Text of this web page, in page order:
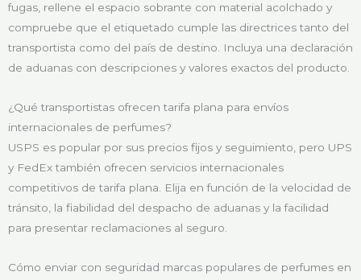
fugas, rellene el espacio sobrante con material acolchado y
compruebe que el etiquetado cumple las directrices tanto del
transportista como del país de destino. Incluya una declaración
de aduanas con descripciones y valores exactos del producto.
¿Qué transportistas ofrecen tarifa plana para envíos
internacionales de perfumes?
USPS es popular por sus precios fijos y seguimiento, pero UPS
y FedEx también ofrecen servicios internacionales
competitivos de tarifa plana. Elija en función de la velocidad de
tránsito, la fiabilidad del despacho de aduanas y la facilidad
para presentar reclamaciones al seguro.
Cómo enviar con seguridad marcas populares de perfumes en